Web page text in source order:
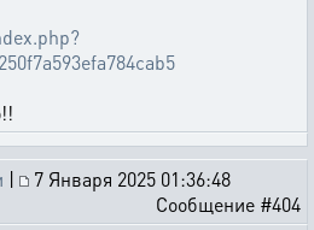
|
7 Января 2025 01:36:48
Сообщение #404